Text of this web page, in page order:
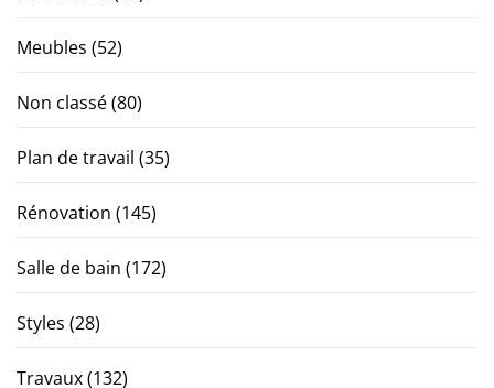
Meubles (52)
Non classé(80)
Plan de travail (35)
Rénovation (145)
Salle de bain (172)
Styles (28)
Travaux(132)